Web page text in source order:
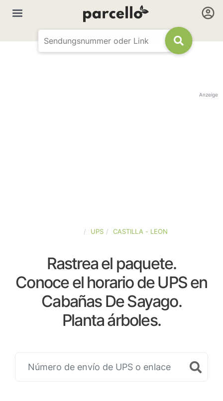
Anzeige
UPS CASTILLA - LEON
Rastrea el paquete.
Conoce el horario de UPS en
Cabañas De Sayago.
Planta árboles.